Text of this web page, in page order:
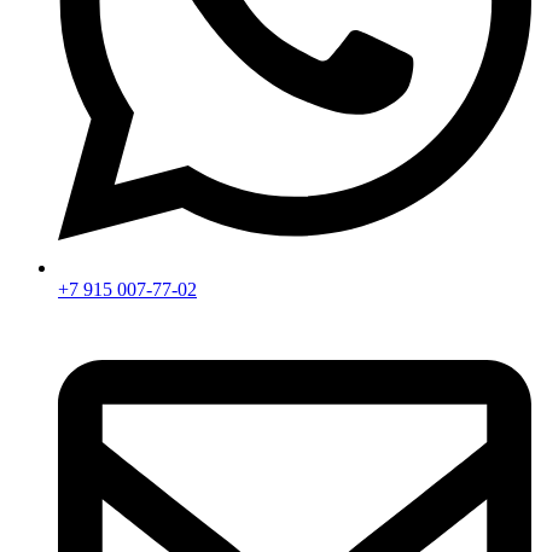
+7 915 007-77-02